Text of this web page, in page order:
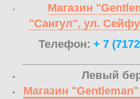
Магазин
"Сангул", ул.
Телефон: + 7
Левый
Магазин